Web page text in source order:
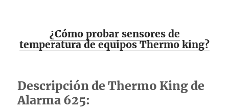
¿Cómo probar sensores de
temperatura de equipos Thermo king?
Descripción de Thermo King de
Alarma 625: